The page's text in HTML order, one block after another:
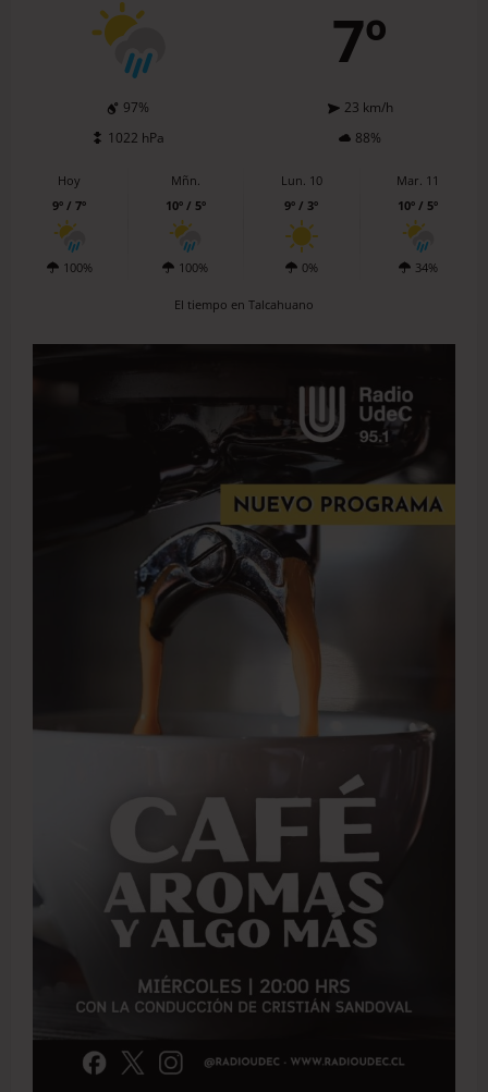
7º
97%
23 km/h
1022 hPa
88%
Hoy
9º / 7º
100%
Mñn.
10º / 5º
100%
Lun. 10
9º / 3º
0%
Mar. 11
10º / 5º
34%
El tiempo en Talcahuano